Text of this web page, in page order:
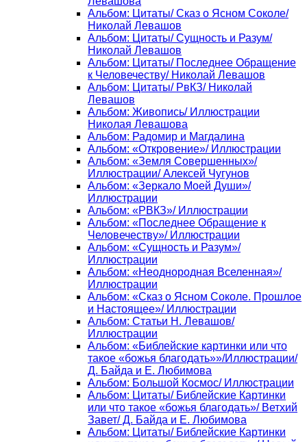
Альбом: Цитаты/ Сказ о Ясном Соколе/
Николай Левашов
Альбом: Цитаты/ Сущность и Разум/
Николай Левашов
Альбом: Цитаты/ Последнее Обращение
к Человечеству/ Николай Левашов
Альбом: Цитаты/ РвКЗ/ Николай
Левашов
Альбом: Живопись/ Иллюстрации
Николая Левашова
Альбом: Радомир и Магдалина
Альбом: «Откровение»/ Иллюстрации
Альбом: «Земля Совершенных»/
Иллюстрации/ Алексей Чугунов
Альбом: «Зеркало Моей Души»/
Иллюстрации
Альбом: «РВКЗ»/ Иллюстрации
Альбом: «Последнее Обращение к
Человечеству»/ Иллюстрации
Альбом: «Сущность и Разум»/
Иллюстрации
Альбом: «Неоднородная Вселенная»/
Иллюстрации
Альбом: «Сказ о Ясном Соколе. Прошлое
и Настоящее»/ Иллюстрации
Альбом: Статьи Н. Левашов/
Иллюстрации
Альбом: «Библейские картинки или что
такое «божья благодать»»/Иллюстрации/
Д. Байда и Е. Любимова
Альбом: Большой Космос/ Иллюстрации
Альбом: Цитаты/ Библейские Картинки
или что такое «божья благодать»/ Ветхий
Завет/ Д. Байда и Е. Любимова
Альбом: Цитаты/ Библейские Картинки